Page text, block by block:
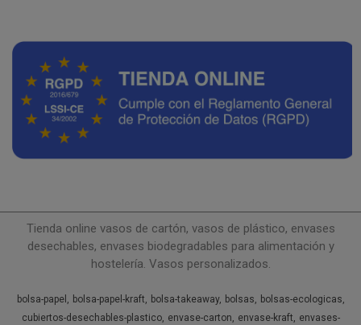
Tienda online vasos de cartón, vasos de plástico, envases
desechables, envases biodegradables para alimentación y
hostelería. Vasos personalizados.
bolsa-papel bolsa-papel-kraft bolsa-takeaway bolsas
bolsas-ecologicas
cubiertos-desechables-plastico
envase-carton envase-kraft
envases-